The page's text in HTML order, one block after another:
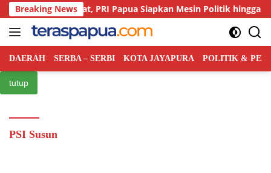
Langsung
ke
konten
Breaking News
Kian Ketat, PRI Papua Siapkan Mesin Politik hingga
DAERAH SERBA – SERBI KOTA JAYAPURA POLITIK &
tutup
PSI Susun